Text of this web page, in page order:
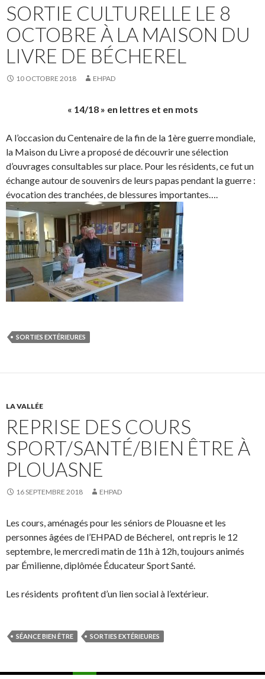
SORTIE CULTURELLE LE 8
OCTOBRE À LA MAISON DU
LIVRE DE BÉCHEREL
10 OCTOBRE 2018 EHPAD
« 14/18 » en lettres et en mots
A l’occasion du Centenaire de la fin de la 1ère guerre mondiale,
la Maison du Livre a proposé de découvrir une sélection
d’ouvrages consultables sur place. Pour les résidents, ce fut un
échange autour de souvenirs de leurs papas pendant la guerre :
évocation des tranchées, de blessures importantes….
SORTIES EXTÉRIEURES
LA VALLÉE
REPRISE DES COURS
SPORT/SANTÉ/BIEN ÊTRE À
PLOUASNE
16 SEPTEMBRE 2018 EHPAD
Les cours, aménagés pour les séniors de Plouasne et les
personnes âgées de l’EHPAD de Bécherel, ont repris le 12
septembre, le mercredi matin de 11h à 12h, toujours animés
par Émilienne, diplômée Éducateur Sport Santé.
Les résidents profitent d’un lien social à l’extérieur.
SÉANCE BIEN ÊTRE SORTIES EXTÉRIEURES